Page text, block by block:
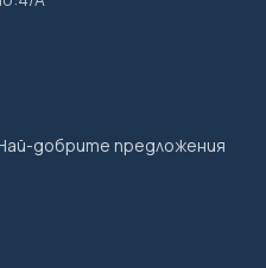
добрите предложения